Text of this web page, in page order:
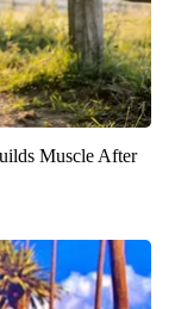
Muscle After